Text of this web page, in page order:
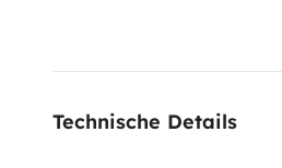
Technische Details